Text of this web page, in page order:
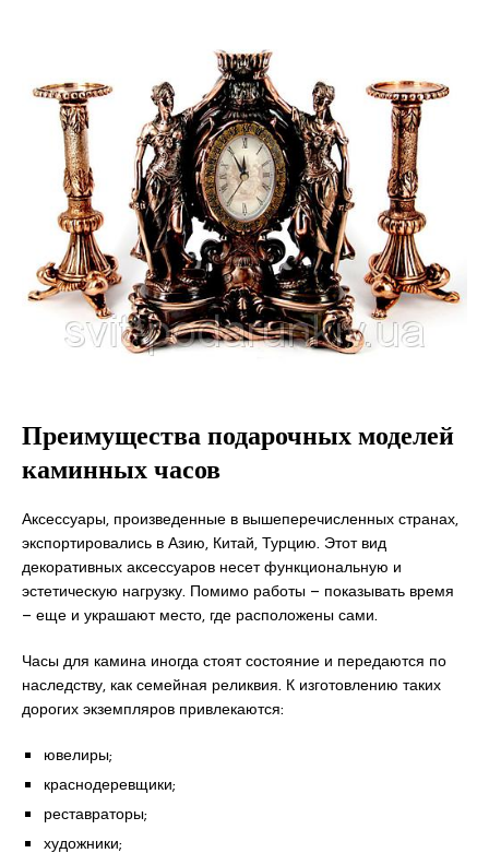
Преимущества подарочных моделей
каминных часов
Аксессуары, произведенные в вышеперечисленных странах,
экспортировались в Азию, Китай, Турцию. Этот вид
декоративных аксессуаров несет функциональную и
эстетическую нагрузку. Помимо работы – показывать время
– еще и украшают место, где расположены сами.
Часы для камина иногда стоят состояние и передаются по
наследству, как семейная реликвия. К изготовлению таких
дорогих экземпляров привлекаются:
ювелиры;
краснодеревщики;
реставраторы;
художники;